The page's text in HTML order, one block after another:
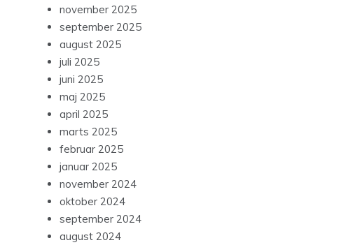
november 2025
september 2025
august 2025
juli 2025
juni 2025
maj 2025
april 2025
marts 2025
februar 2025
januar 2025
november 2024
oktober 2024
september 2024
august 2024